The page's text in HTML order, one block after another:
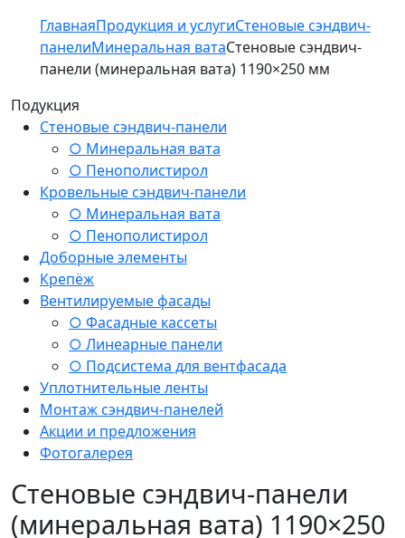
ГлавнаяПродукция и услугиСтеновые сэндвич-
панелиМинеральная ватаСтеновые сэндвич-
панели (минеральная вата) 1190×250 мм
Подукция
Стеновые сэндвич-панели
○ Минеральная вата
○ Пенополистирол
Кровельные сэндвич-панели
○ Минеральная вата
○ Пенополистирол
Доборные элементы
Крепёж
Вентилируемые фасады
○ Фасадные кассеты
○ Линеарные панели
○ Подсистема для вентфасада
Уплотнительные ленты
Монтаж сэндвич-панелей
Акции и предложения
Фотогалерея
Стеновые сэндвич-панели
(минеральная вата) 1190×250